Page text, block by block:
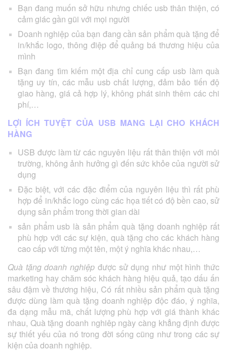
Bạn đang muốn sở hữu nhưng chiếc usb thân thiện, có
cảm giác gần gũi với mọi người
Doanh nghiệp của bạn đang cần sản phẩm quà tặng để
in/khắc logo, thông điệp để quảng bá thương hiệu của
mình
Bạn đang tìm kiếm một địa chỉ cung cấp usb làm quà
tặng uy tín, các mẫu usb chất lượng, đảm bảo tiến độ
giao hàng, giá cả hợp lý, không phát sinh thêm các chi
phí,…
LỢI ÍCH TUYỆT CỦA USB MANG LẠI CHO KHÁCH
HÀNG
USB được làm từ các nguyên liệu rất thân thiện với môi
trường, không ảnh hưởng gì đến sức khỏe của người sử
dụng
Đặc biệt, với các đặc điểm của nguyên liệu thì rất phù
hợp để in/khắc logo cùng các họa tiết có độ bền cao, sử
dụng sản phẩm trong thời gian dài
sản phẩm usb là sản phẩm quà tặng doanh nghiệp rất
phù hợp với các sự kiện, quà tặng cho các khách hàng
cao cấp với từng một tên, một ý nghĩa khác nhau,…
Quà tặng doanh nghiệp được sử dụng như một hình thức
marketing hay chăm sóc khách hàng hiệu quả, tạo dấu ấn
sâu đậm về thương hiệu, Có rất nhiều sản phẩm quà tặng
được dùng làm quà tặng doanh nghiệp độc đáo, ý nghĩa,
đa dạng mẫu mã, chất lượng phù hợp với giá thành khác
nhau, Quà tặng doanh nghiêp ngày càng khẳng định được
sự thiết yếu của nó trong đời sống cũng như trong các sự
kiện của doanh nghiệp.